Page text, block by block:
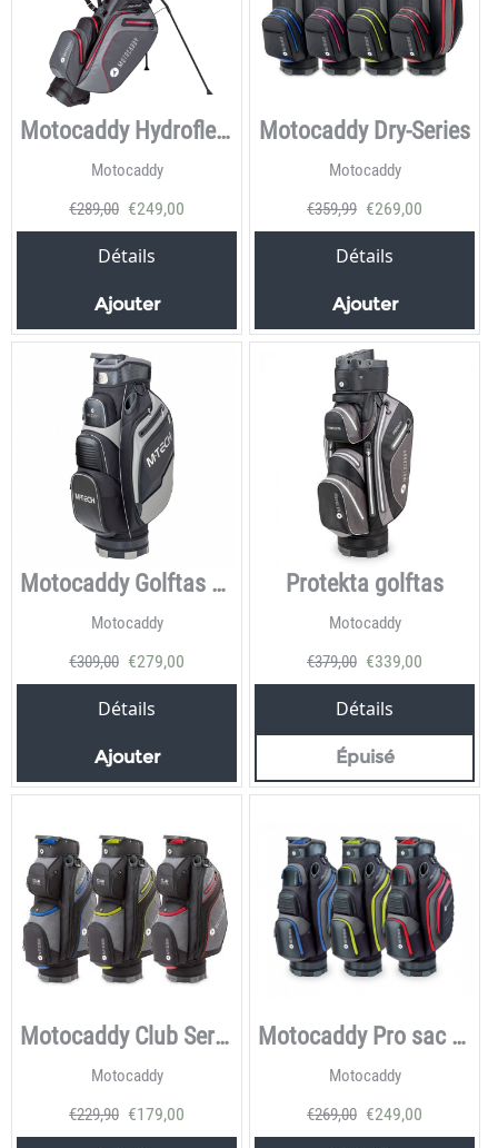
Motocaddy Hydroflex wintertas
Motocaddy
€289,00 €249,00
Détails
Ajouter
Motocaddy Dry-Series
Motocaddy
€359,99 €269,00
Détails
Ajouter
Motocaddy Golftas M-Tech
Motocaddy
€309,00 €279,00
Détails
Ajouter
Protekta golftas
Motocaddy
€379,00 €339,00
Détails
Épuisé
Motocaddy Club Serie 2024
Motocaddy
€229,90 €179,00
Motocaddy Pro sac de golf
Motocaddy
€269,00 €249,00